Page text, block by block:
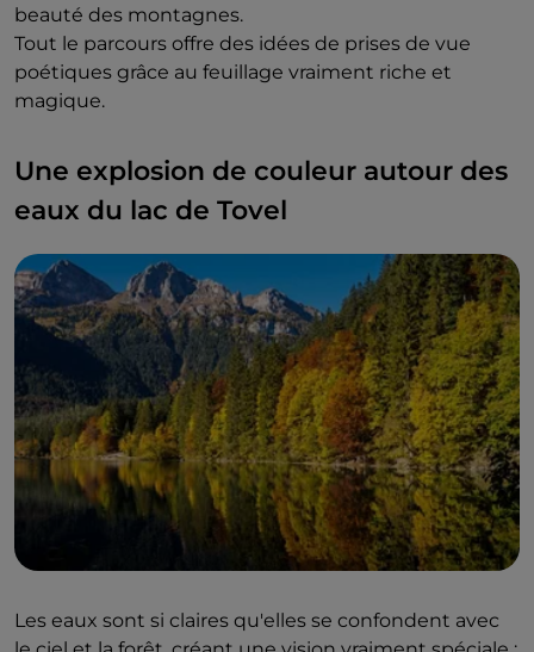
beauté des montagnes.
Tout le parcours offre des idées de prises de vue
poétiques grâce au feuillage vraiment riche et
magique.
Une explosion de couleur autour des
eaux du lac de Tovel
Les eaux sont si claires qu'elles se confondent avec